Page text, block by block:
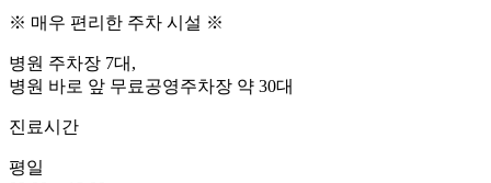
※ 매우 편리한 주차 시설 ※
병원 주차장 7대,
병원 바로 앞 무료공영주차장 약 30대
진료시간
평일